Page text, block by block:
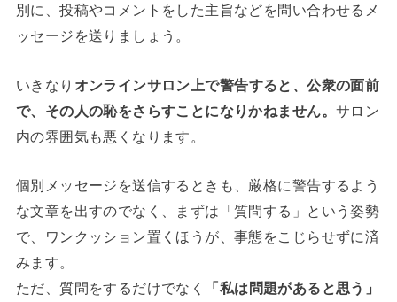
別に、投稿やコメントをした主旨などを問い合わせるメ
ッセージを送りましょう。
いきなり オンラインサロン上で警告すると、公衆の面前
で、その人の恥をさらすことになりかねません。 サロン
内の雰囲気も悪くなります。
個別メッセージを送信するときも、厳格に警告するよう
な文章を出すのでなく、まずは「質問する」という姿勢
で、ワンクッション置くほうが、事態をこじらせずに済
みます。
ただ、質問をするだけでなく
「私は問題があると思う」